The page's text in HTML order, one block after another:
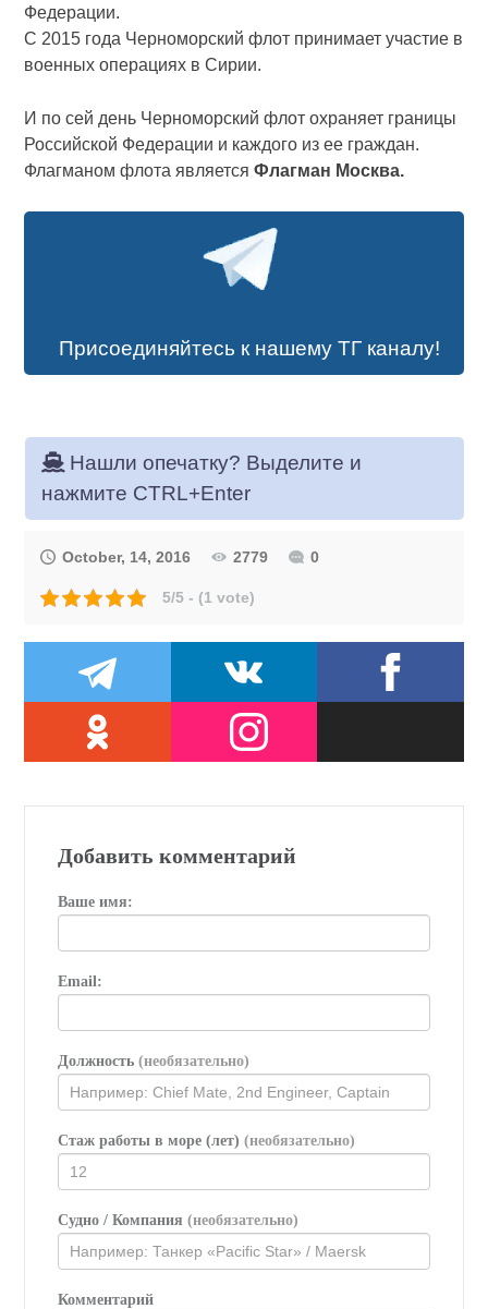
Федерации.
С 2015 года Черноморский флот принимает участие в
военных операциях в Сирии.
И по сей день Черноморский флот охраняет границы
Российской Федерации и каждого из ее граждан.
Флагманом флота являетсяФлагман Москва.
Присоединяйтесь к нашему ТГ каналу!
Нашли опечатку? Выделите и
нажмите CTRL+Enter
October, 14, 2016 2779 0
5/5 - (1 vote)
Добавить комментарий
Ваше имя:
Email:
Должность(необязательно)
Стаж работы в море (лет)(необязательно)
Судно / Компания(необязательно)
Комментарий